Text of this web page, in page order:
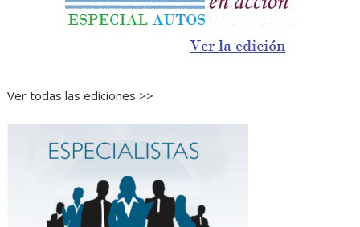
Ver todas las ediciones >>